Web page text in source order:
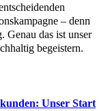
– denn
Genau das ist unser
begeistern.
Unser Start